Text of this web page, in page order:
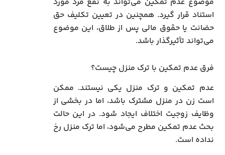
استناد قرار گیرد. همچنین در تعیین تکلیف حق
حضانت یا حقوق مالی پس از طلاق، این موضوع
می‌تواند تأثیرگذار باشد.
فرق عدم تمکین با ترک منزل چیست؟
عدم تمکین و ترک منزل یکی نیستند. ممکن
است زن در منزل مشترک باشد، اما در بخشی از
وظایف زوجیت اختلاف ایجاد شود. در این حالت
بحث عدم تمکین مطرح می‌شود، اما ترک منزل رخ
نداده است.